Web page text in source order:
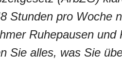
Stunden pro Woche
Ruhepausen
Sie alles, was Sie